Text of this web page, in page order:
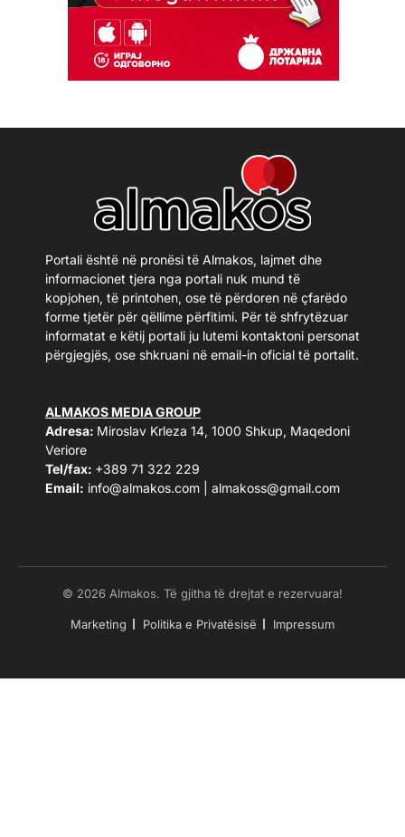
Portali është në pronësi të Almakos, lajmet dhe
informacionet tjera nga portali nuk mund të
kopjohen, të printohen, ose të përdoren në çfarëdo
forme tjetër për qëllime përfitimi. Për të shfrytëzuar
informatat e këtij portali ju lutemi kontaktoni personat
përgjegjës, ose shkruani në email-in oficial të portalit.
ALMAKOS MEDIA GROUP
Adresa: Miroslav Krleza 14, 1000 Shkup, Maqedoni
Veriore
Tel/fax: +389 71 322 229
Email: info@almakos.com almakoss@gmail.com
© 2026 Almakos. Të gjitha të drejtat e rezervuara!
Marketing Politika e Privatësisë Impressum